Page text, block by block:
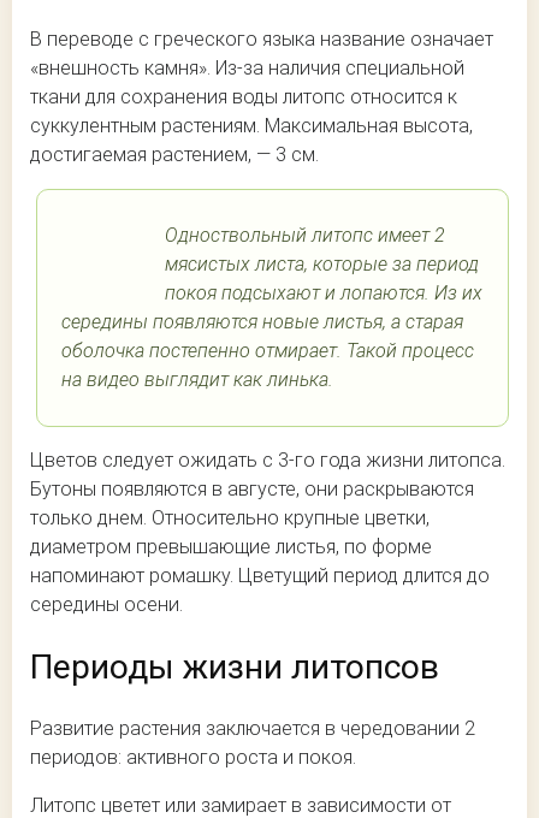
В переводе с греческого языка название означает
«внешность камня». Из-за наличия специальной
ткани для сохранения воды литопс относится к
суккулентным растениям. Максимальная высота,
достигаемая растением, — 3 см.
Одноствольный литопс имеет 2
мясистых листа, которые за период
покоя подсыхают и лопаются. Из их
середины появляются новые листья, а старая
оболочка постепенно отмирает. Такой процесс
на видео выглядит как линька.
Цветов следует ожидать с 3-го года жизни литопса.
Бутоны появляются в августе, они раскрываются
только днем. Относительно крупные цветки,
диаметром превышающие листья, по форме
напоминают ромашку. Цветущий период длится до
середины осени.
Периоды жизни литопсов
Развитие растения заключается в чередовании 2
периодов: активного роста и покоя.
Литопс цветет или замирает в зависимости от